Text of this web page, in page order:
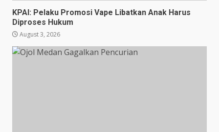
KPAI: Pelaku Promosi Vape Libatkan Anak Harus
Diproses Hukum
August 3, 2026